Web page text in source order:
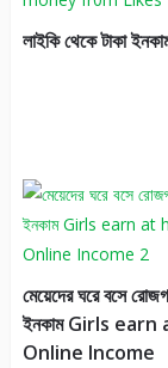
লাইকি থেকে টাকা
মেয়েদের ঘরে বসে
ইনকাম Girls
Online Income